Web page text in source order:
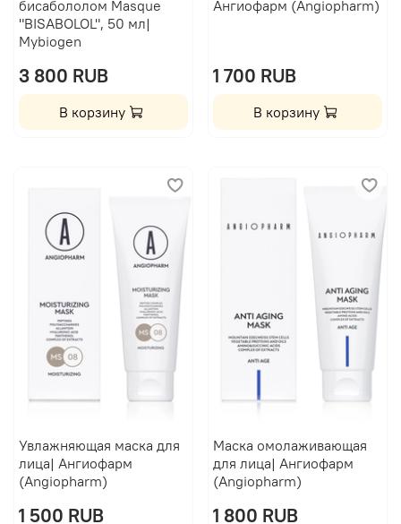
бисабололом Masque
"BISABOLOL", 50 мл|
Mybiogen
3 800 RUB
В корзину
Ангиофарм (Angiopharm)
1 700 RUB
В корзину
Увлажняющая маска для
лица| Ангиофарм
(Angiopharm)
1 500 RUB
Маска омолаживающая
для лица| Ангиофарм
(Angiopharm)
1 800 RUB